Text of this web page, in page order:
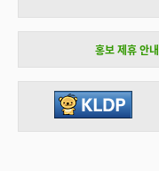
홍보 제휴 안내